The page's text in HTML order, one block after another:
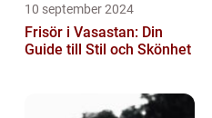
10 september 2024
Frisör i Vasastan: Din
Guide till Stil och Skönhet